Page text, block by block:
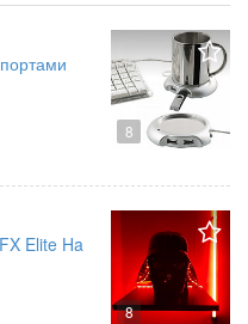
8
8
Elite Ha